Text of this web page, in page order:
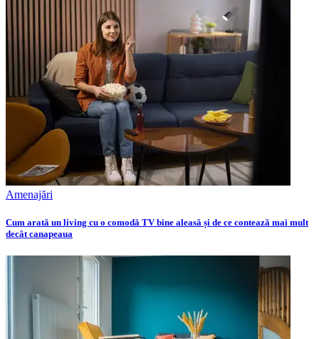
Amenajări
Cum arată un living cu o comodă TV bine aleasă și de ce contează mai mult
decât canapeaua